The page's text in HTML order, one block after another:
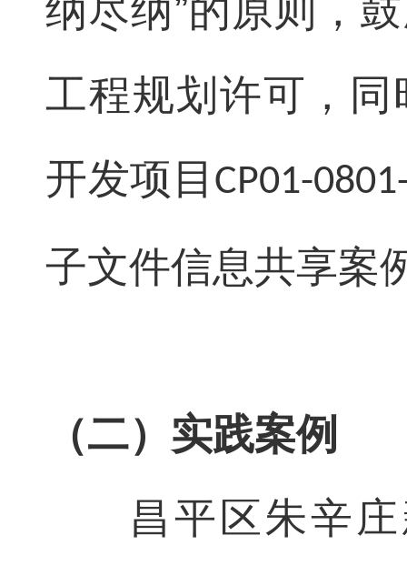
纳尽纳”的原则，
工程规划许可，
开发项目 CP01-
子文件信息共享案
（二）实践案例
昌平区朱辛